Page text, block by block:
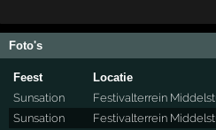
Foto's
Feest Locatie
Sunsation
Festivalterrein
Sunsation Festivalterrein